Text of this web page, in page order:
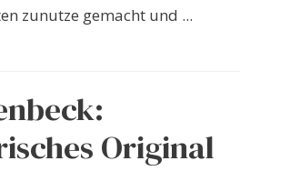
zunutze gemacht und ...
Original